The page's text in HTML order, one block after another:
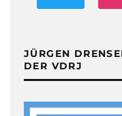
JÜRGEN
DER VDRJ